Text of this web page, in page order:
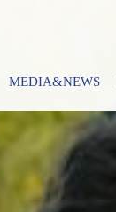
MEDIA&NEWS